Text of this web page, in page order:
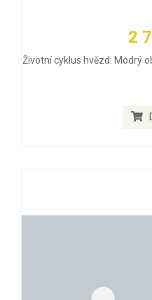
2
Životní cyklus hvězd: Modrý